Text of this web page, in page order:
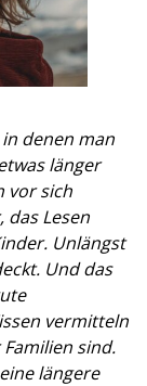
denen man
länger
vor sich
das Lesen
Unlängst
Und das
vermitteln
sind.
längere